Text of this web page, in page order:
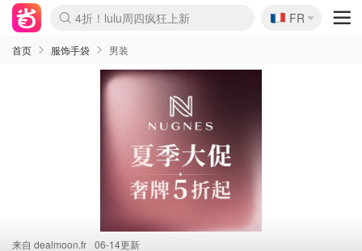
Boticinal 夏促开抢！
4折！lulu周四疯狂上新
还没结束！&OtherStories大促
Joybuy变相75折 随时失效
速领！Stanley独家85折
疑似霸哥！Camper额外叠85折
Zalando 奥莱闪促！每日更新
Moncler反季囤！5折起+叠9折
Coach Brooklyn仅€192
🇫🇷
FR
首页 服饰手袋 男装
来自 dealmoon.fr 06-14更新